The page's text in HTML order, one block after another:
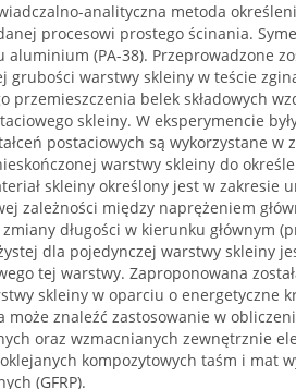
analityczna metoda
procesowi prostego ścinania.
aluminium (PA-38). Przeprowadzone
grubości warstwy skleiny w teście
belek składowych
skleiny. W eksperymencie
postaciowych są wykorzystane w
warstwy skleiny do
skleiny określony jest w zakresie
zależności między naprężeniem
długości w kierunku głównym
dla pojedynczej warstwy skleiny
tej warstwy. Zaproponowana
skleiny w oparciu o energetyczne
może znaleźć zastosowanie w
oraz wzmacnianych zewnętrznie
kompozytowych taśm i mat
(GFRP).